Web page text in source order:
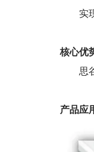
实现
核心优
思谷
产品应